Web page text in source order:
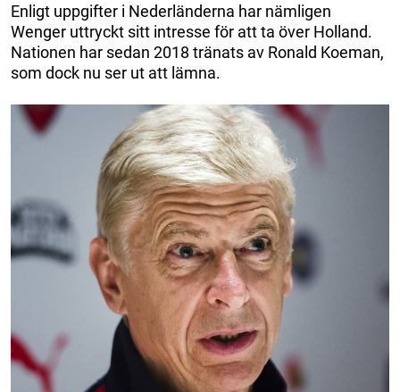
Enligt uppgifter i Nederländerna har nämligen
Wenger uttryckt sitt intresse för att ta över Holland.
Nationen har sedan 2018 tränats av Ronald Koeman,
som dock nu ser ut att lämna.